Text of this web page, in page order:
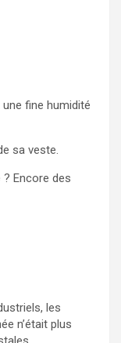
fine humidité
sa veste.
Encore des
les
n’était plus